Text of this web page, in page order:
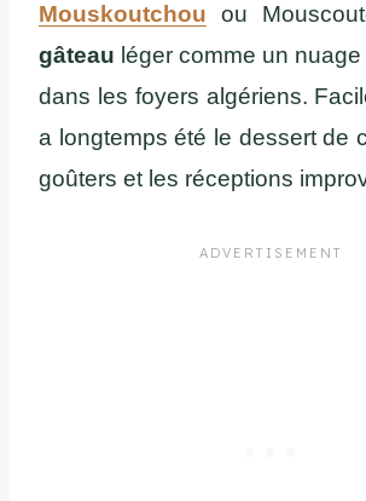
Mouskoutchou ou
gâteau léger comme un
dans les foyers algériens.
a longtemps été le dessert de
goûters et les réceptions